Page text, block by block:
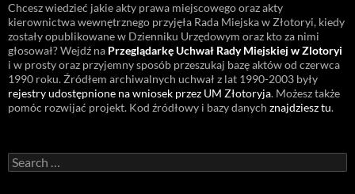
Chcesz wiedzieć jakie akty prawa miejscowego oraz akty
kierownictwa wewnętrznego przyjęła Rada Miejska w Złotoryi, kiedy
zostały opublikowane w Dzienniku Urzędowym oraz kto za nimi
głosował? Wejdź na Przeglądarkę Uchwał Rady Miejskiej w Zlotoryi
i w prosty oraz przyjemny sposób przeszukaj bazę aktów od czerwca
1990 roku. Źródłem archiwalnych uchwał z lat 1990-2003 były
rejestry udostępnione na wniosek przez UM Złotoryja. Możesz także
pomóc rozwijać projekt. Kod źródłowy i bazy danych znajdziesz tu.
Search
for: